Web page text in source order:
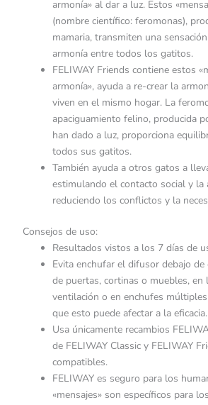
armonía» al dar a luz. Estos
(nombre científico: feromonas),
mamaria, transmiten una
armonía entre todos los gatitos.
FELIWAY Friends contiene estos
armonía», ayuda a re-crear la
viven en el mismo hogar. La
apaciguamiento felino, producida
han dado a luz, proporciona
todos sus gatitos.
También ayuda a otros gatos a
estimulando el contacto social y la
reduciendo los conflictos y la
Consejos de uso:
Resultados vistos a los 7 días de
Evita enchufar el difusor debajo de
de puertas, cortinas o muebles, en
ventilación o en enchufes
que esto puede afectar a la eficacia.
Usa únicamente recambios
de FELIWAY Classic y FELIWAY
compatibles.
FELIWAY es seguro para los
«mensajes» son específicos para